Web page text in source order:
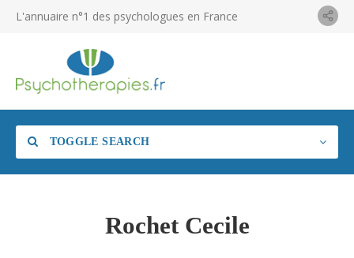
L'annuaire n°1 des psychologues en France
TOGGLE SEARCH
Rochet Cecile